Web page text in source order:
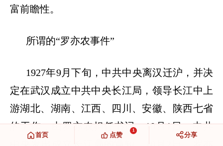
富前瞻性。
所谓的“罗亦农事件”
1927年9月下旬，中共中央离汉迁沪，并决
定在武汉成立中共中央长江局，领导长江中上
游湖北、湖南、江西、四川、安徽、陕西七省
的工作，由罗亦农担任书记。10月1日，中共
首页
1
点赞 分享